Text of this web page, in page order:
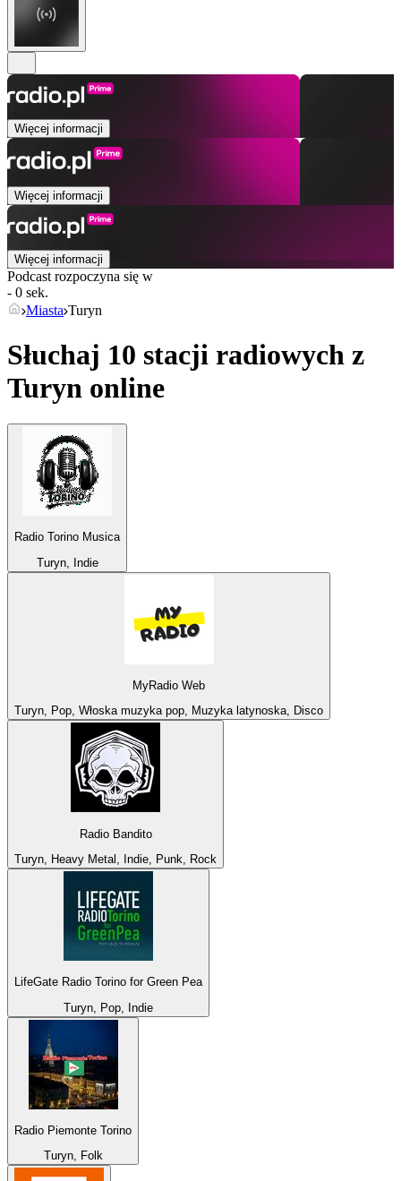
Więcej informacji
Więcej informacji
Więcej informacji
Podcast rozpoczyna się w
- 0 sek.
Miasta Turyn
Słuchaj 10 stacji radiowych z
Turyn online
Radio Torino Musica
Turyn, Indie
MyRadio Web
Turyn, Pop, Włoska muzyka pop, Muzyka latynoska, Disco
Radio Bandito
Turyn, Heavy Metal, Indie, Punk, Rock
LifeGate Radio Torino for Green Pea
Turyn, Pop, Indie
Radio Piemonte Torino
Turyn, Folk